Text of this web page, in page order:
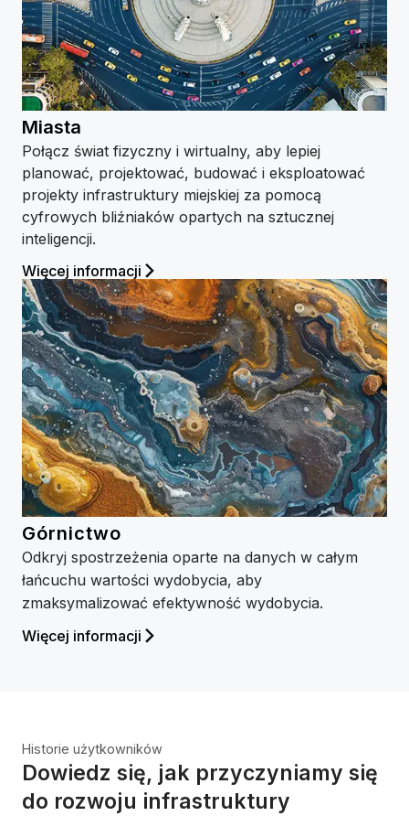
Miasta
Połącz świat fizyczny i wirtualny, aby lepiej
planować, projektować, budować i eksploatować
projekty infrastruktury miejskiej za pomocą
cyfrowych bliźniaków opartych na sztucznej
inteligencji.
Więcej informacji
Górnictwo
Odkryj spostrzeżenia oparte na danych w całym
łańcuchu wartości wydobycia, aby
zmaksymalizować efektywność wydobycia.
Więcej informacji
Historie użytkowników
Dowiedz się, jak przyczyniamy się
do rozwoju infrastruktury